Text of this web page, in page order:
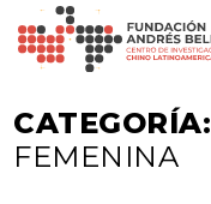
CATEGORÍA:
FEMENINA